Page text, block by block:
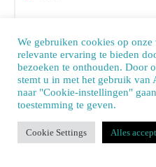
TAGS CAPCOM PRAGMATA
We gebruiken cookies op onze
relevante ervaring te bieden
bezoeken te onthouden. Door
stemt u in met het gebruik
naar "Cookie-instellingen"
toestemming te geven.
Cookie Settings Alles
Our site uses cookies. Learn more